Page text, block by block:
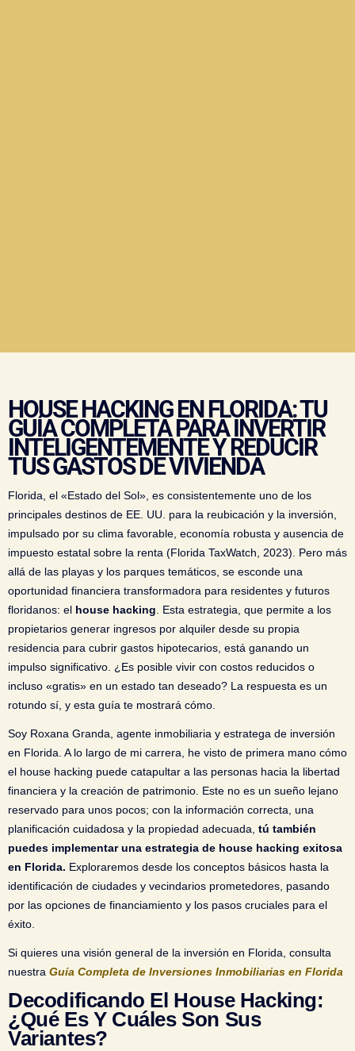
HOUSE HACKING EN FLORIDA: TU
GUÍA COMPLETA PARA INVERTIR
INTELIGENTEMENTE Y REDUCIR
TUS GASTOS DE VIVIENDA
Florida, el «Estado del Sol», es consistentemente uno de los
principales destinos de EE. UU. para la reubicación y la inversión,
impulsado por su clima favorable, economía robusta y ausencia de
impuesto estatal sobre la renta (Florida TaxWatch, 2023). Pero más
allá de las playas y los parques temáticos, se esconde una
oportunidad financiera transformadora para residentes y futuros
floridanos: el house hacking . Esta estrategia, que permite a los
propietarios generar ingresos por alquiler desde su propia
residencia para cubrir gastos hipotecarios, está ganando un
impulso significativo. ¿Es posible vivir con costos reducidos o
incluso «gratis» en un estado tan deseado? La respuesta es un
rotundo sí, y esta guía te mostrará cómo.
Soy Roxana Granda, agente inmobiliaria y estratega de inversión
en Florida. A lo largo de mi carrera, he visto de primera mano cómo
el house hacking puede catapultar a las personas hacia la libertad
financiera y la creación de patrimonio. Este no es un sueño lejano
reservado para unos pocos; con la información correcta, una
planificación cuidadosa y la propiedad adecuada, tú también
puedes implementar una estrategia de house hacking exitosa
en Florida. Exploraremos desde los conceptos básicos hasta la
identificación de ciudades y vecindarios prometedores, pasando
por las opciones de financiamiento y los pasos cruciales para el
éxito.
Si quieres una visión general de la inversión en Florida, consulta
nuestra Guía Completa de Inversiones Inmobiliarias en Florida
Decodificando El House Hacking:
¿Qué Es Y Cuáles Son Sus
Variantes?